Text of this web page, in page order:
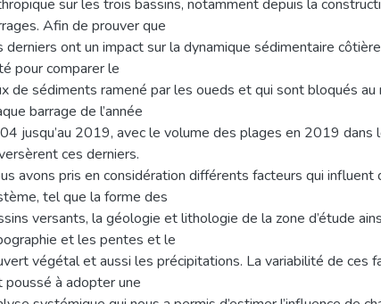
sur les trois bassins, notamment depuis la
Afin de prouver que
derniers ont un impact sur la dynamique sédimentaire
pour comparer le
de sédiments ramené par les oueds et qui sont bloqués au
barrage de l’année
jusqu’au 2019, avec le volume des plages en 2019 dans
ces derniers.
avons pris en considération différents facteurs qui influent
tel que la forme des
versants, la géologie et lithologie de la zone d’étude
et les pentes et le
végétal et aussi les précipitations. La variabilité de ces
poussé à adopter une